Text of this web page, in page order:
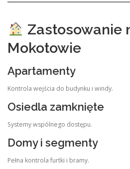
Zastosowanie
Mokotowie
Apartamenty
Kontrola wejścia do budynku i windy.
Osiedla zamknięte
Systemy wspólnego dostępu.
Domy i segmenty
Pełna kontrola furtki i bramy.